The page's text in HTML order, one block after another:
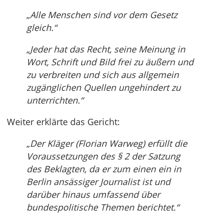
„Alle Menschen sind vor dem Gesetz
gleich.“
„Jeder hat das Recht, seine Meinung in
Wort, Schrift und Bild frei zu äußern und
zu verbreiten und sich aus allgemein
zugänglichen Quellen ungehindert zu
unterrichten.“
Weiter erklärte das Gericht:
„Der Kläger (Florian Warweg) erfüllt die
Voraussetzungen des § 2 der Satzung
des Beklagten, da er zum einen ein in
Berlin ansässiger Journalist ist und
darüber hinaus umfassend über
bundespolitische Themen berichtet.“